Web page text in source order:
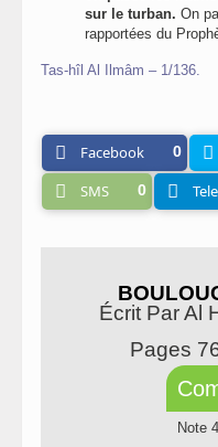
sur le turban. On
Tas-hîl Al Ilmâm – 1/136.
Facebook 0
SMS 0
Écrit Par Al
Pages
Note